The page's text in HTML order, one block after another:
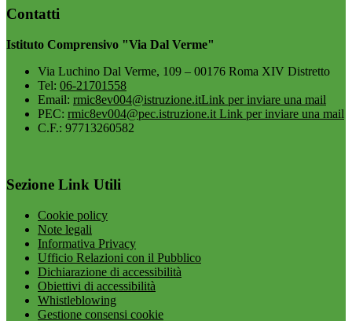
Contatti
Istituto Comprensivo "Via Dal Verme"
Via Luchino Dal Verme, 109 – 00176 Roma XIV Distretto
Tel: 06-21701558
Email: rmic8ev004@istruzione.itLink per inviare una mail
PEC: rmic8ev004@pec.istruzione.it Link per inviare una mail
C.F.: 97713260582
Sezione Link Utili
Cookie policy
Note legali
Informativa Privacy
Ufficio Relazioni con il Pubblico
Dichiarazione di accessibilità
Obiettivi di accessibilità
Whistleblowing
Gestione consensi cookie